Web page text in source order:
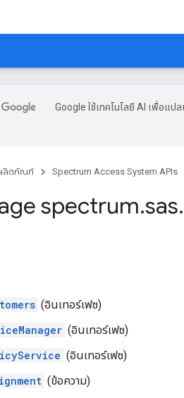
Google ใช้เทคโนโลยี AI เพื่อแป
ลิตภัณฑ์ Spectrum Access System APIs
spectrum.sas.
(อินเทอร์เฟซ)
(อินเทอร์เฟซ)
(อินเทอร์เฟซ)
(ข้อความ)